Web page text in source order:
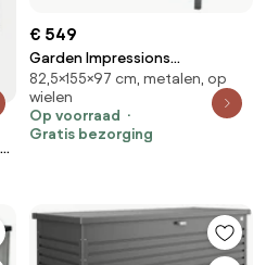
€ 549
Garden Impressions
Cambridge opbergbox 1240
liter - donker grijs
82,5×155×97 cm, metalen, op
wielen
Op voorraad
Gratis bezorging